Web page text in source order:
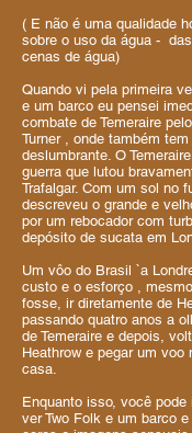
( E não é uma qualidade
sobre o uso da água -
cenas de água)
Quando vi pela primeira
e um barco eu pensei
combate de Temeraire
Turner , onde também
deslumbrante. O
guerra que lutou
Trafalgar. Com um sol no
descreveu o grande e
por um rebocador com
depósito de sucata em
Um vôo do Brasil `a
custo e o esforço ,
fosse, ir diretamente de
passando quatro anos a
de Temeraire e depois,
Heathrow e pegar um voo
casa.
Enquanto isso, você
ver Two Folk e um barco